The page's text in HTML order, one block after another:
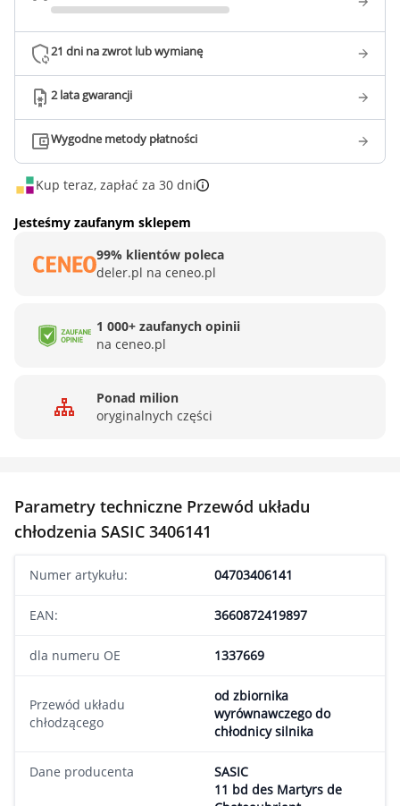
21 dni na zwrot lub wymianę
2 lata gwarancji
Wygodne metody płatności
Kup teraz, zapłać za 30 dni
Jesteśmy zaufanym sklepem
99% klientów poleca
deler.pl na ceneo.pl
1 000+ zaufanych opinii
na ceneo.pl
Ponad milion
oryginalnych części
Parametry techniczne Przewód układu
chłodzenia SASIC 3406141
Numer artykułu: 04703406141
EAN: 3660872419897
dla numeru OE 1337669
Przewód układu
chłodzącego
od zbiornika
wyrównawczego do
chłodnicy silnika
Dane producenta
SASIC
11 bd des Martyrs de